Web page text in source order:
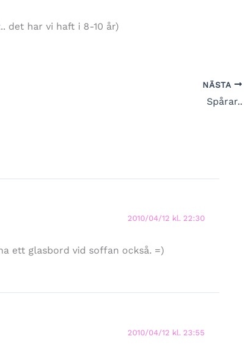
det har vi haft i 8-10 år)
NÄSTA
Spårar..
2010/04/12 kl. 22:30
ett glasbord vid soffan också. =)
2010/04/12 kl. 23:55